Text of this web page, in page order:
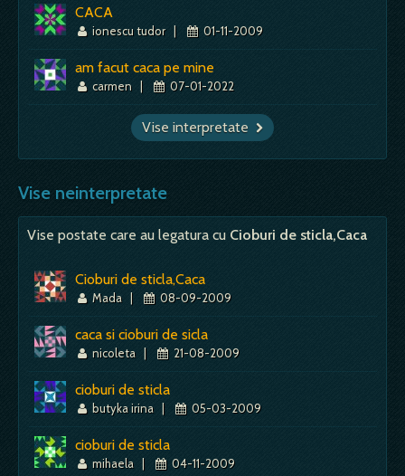
CACA
ionescu tudor | 01-11-2009
am facut caca pe mine
carmen | 07-01-2022
Vise interpretate
Vise neinterpretate
Vise postate care au legatura cu Cioburi de sticla,Caca
Cioburi de sticla,Caca
Mada | 08-09-2009
caca si cioburi de sicla
nicoleta | 21-08-2009
cioburi de sticla
butyka irina | 05-03-2009
cioburi de sticla
mihaela | 04-11-2009